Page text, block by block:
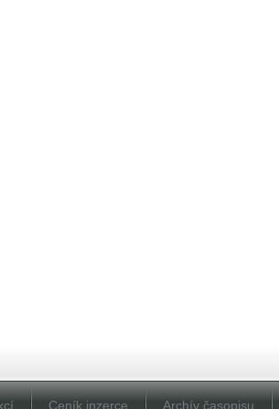
Ceník inzerce Archív časopisu